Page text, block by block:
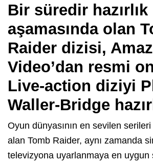
Bir süredir hazırlık
aşamasında olan
Raider dizisi,
Video’dan resmi
Live-action diziyi
Waller-Bridge
Oyun dünyasının en sevilen
alan Tomb Raider, aynı zamanda
televizyona uyarlanmaya en uygun